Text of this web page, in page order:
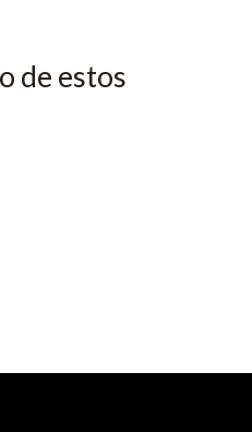
de estos